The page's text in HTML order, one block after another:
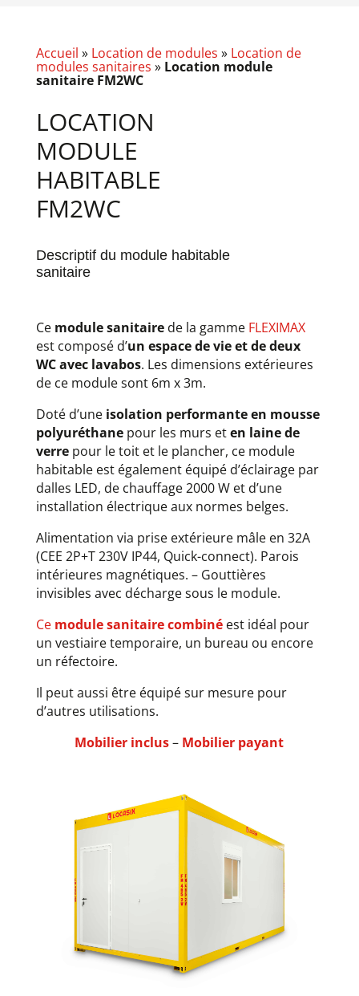
Accueil » Location de modules » Location de
modules sanitaires » Location module
sanitaire FM2WC
LOCATION
MODULE
HABITABLE
FM2WC
Descriptif du module habitable
sanitaire
Ce module sanitairede la gamme FLEXIMAX
est composé d’un espace de vie et de deux
WC avec lavabos. Les dimensions extérieures
de ce module sont 6m x 3m.
Doté d’une isolation performanteen mousse
polyuréthane pour les murs eten laine de
verrepour le toit et le plancher, ce module
habitable est également équipé d’éclairage par
dalles LED, de chauffage 2000 W et d’une
installation électrique aux normes belges.
Alimentation via prise extérieure mâle en 32A
(CEE 2P+T 230V IP44, Quick-connect). Parois
intérieures magnétiques. – Gouttières
invisibles avec décharge sous le module.
Ce module sanitaire combinéest idéal pour
un vestiaire temporaire, un bureau ou encore
un réfectoire.
Il peut aussi être équipé sur mesure pour
d’autres utilisations.
Mobilier inclus– Mobilier payant